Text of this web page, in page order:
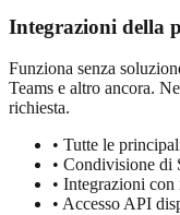
Integrazioni della
Funziona senza
Teams e altro ancora.
richiesta.
• Tutte le
• Condivisione di
• Integrazioni
• Accesso API